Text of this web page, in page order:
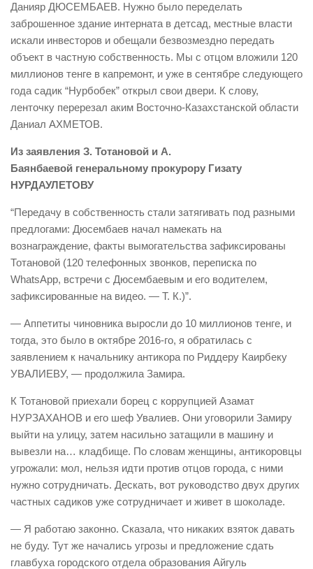
Данияр ДЮСЕМБАЕВ. Нужно было переделать
заброшенное здание интерната в детсад, местные власти
искали инвесторов и обещали безвозмездно передать
объект в частную собственность. Мы с отцом вложили 120
миллионов тенге в капремонт, и уже в сентябре следующего
года садик “Нурбобек” открыл свои двери. К слову,
ленточку перерезал аким Восточно-Казахстанской области
Даниал АХМЕТОВ.
Из заявления З. Тотановой и А.
Баянбаевой генеральному прокурору Гизату
НУРДАУЛЕТОВУ
“Передачу в собственность стали затягивать под разными
предлогами: Дюсембаев начал намекать на
вознаграждение, факты вымогательства зафиксированы
Тотановой (120 телефонных звонков, переписка по
WhatsApp, встречи с Дюсембаевым и его водителем,
зафиксированные на видео. — Т. К.)”.
— Аппетиты чиновника выросли до 10 миллионов тенге, и
тогда, это было в октябре 2016-го, я обратилась с
заявлением к начальнику антикора по Риддеру Каирбеку
УВАЛИЕВУ, — продолжила Замира.
К Тотановой приехали борец с коррупцией Азамат
НУРЗАХАНОВ и его шеф Увалиев. Они уговорили Замиру
выйти на улицу, затем насильно затащили в машину и
вывезли на… кладбище. По словам женщины, антикоровцы
угрожали: мол, нельзя идти против отцов города, с ними
нужно сотрудничать. Дескать, вот руководство двух других
частных садиков уже сотрудничает и живет в шоколаде.
— Я работаю законно. Сказала, что никаких взяток давать
не буду. Тут же начались угрозы и предложение сдать
главбуха городского отдела образования Айгуль